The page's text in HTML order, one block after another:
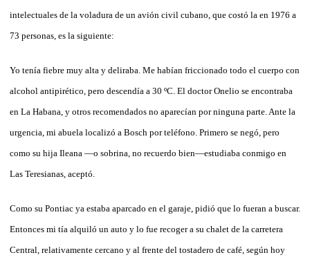
intelectuales de la voladura de un avión civil cubano, que costó la en 1976 a
73 personas, es la siguiente:
Yo tenía fiebre muy alta y deliraba. Me habían friccionado todo el cuerpo con
alcohol antipirético, pero descendía a 30 ºC. El doctor Onelio se encontraba
en La Habana, y otros recomendados no aparecían por ninguna parte. Ante la
urgencia, mi abuela localizó a Bosch por teléfono. Primero se negó, pero
como su hija Ileana —o sobrina, no recuerdo bien—estudiaba conmigo en
Las Teresianas, aceptó.
Como su Pontiac ya estaba aparcado en el garaje, pidió que lo fueran a buscar.
Entonces mi tía alquiló un auto y lo fue recoger a su chalet de la carretera
Central, relativamente cercano y al frente del tostadero de café, según hoy